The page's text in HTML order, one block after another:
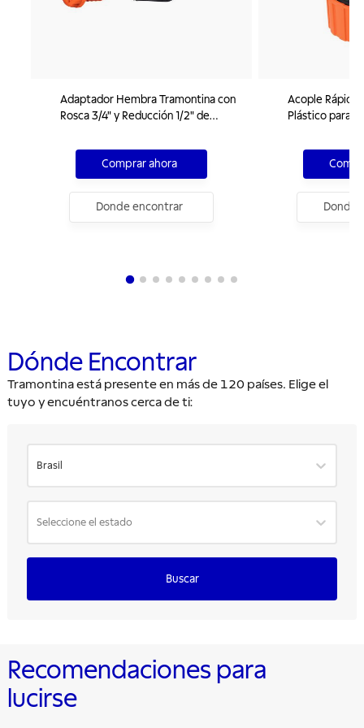
Adaptador Hembra Tramontina con
Rosca 3/4" y Reducción 1/2" de
Comprar ahora
Donde encontrar
Acople Rápido
Plástico para
Donde
Dónde Encontrar
Tramontina está presente en más de 120 países. Elige el
tuyo y encuéntranos cerca de ti:
Brasil
Seleccione el estado
Buscar
Recomendaciones para
lucirse